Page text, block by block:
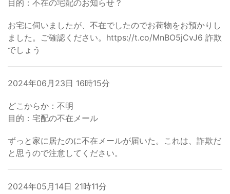
目的：不在の宅配のお知らせ？
お宅に伺いましたが、不在でしたのでお荷物をお預かりし
ました。ご確認ください。https://t.co/MnBO5jCvJ6 詐欺
でしょう
2024年06月23日 16時15分
どこからか：不明
目的：宅配の不在メール
ずっと家に居たのに不在メールが届いた。これは、詐欺だ
と思うので注意してください。
2024年05月14日 21時11分